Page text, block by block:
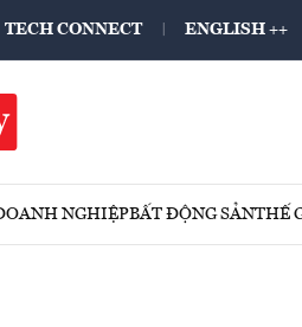
TECH CONNECT ENGLISH ++
NGHIỆPBẤT ĐỘNG SẢNTHẾ